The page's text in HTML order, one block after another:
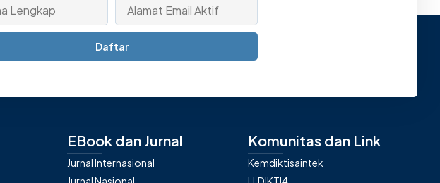
Daftar
EBook dan Jurnal
Jurnal Internasional
Komunitas dan Link
Kemdiktisaintek